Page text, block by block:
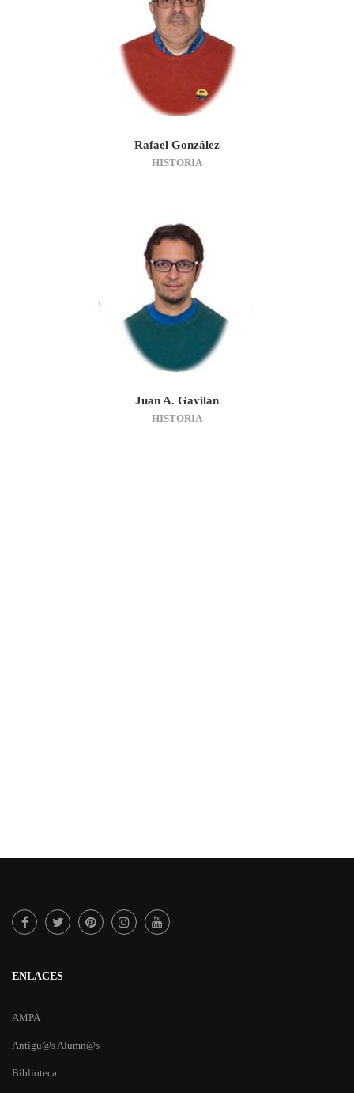
Rafael González
HISTORIA
Juan A. Gavilán
HISTORIA
ENLACES
AMPA
Antigu@s Alumn@s
Biblioteca